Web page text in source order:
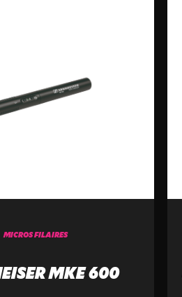
MICROS FILAIRES
MKE 600